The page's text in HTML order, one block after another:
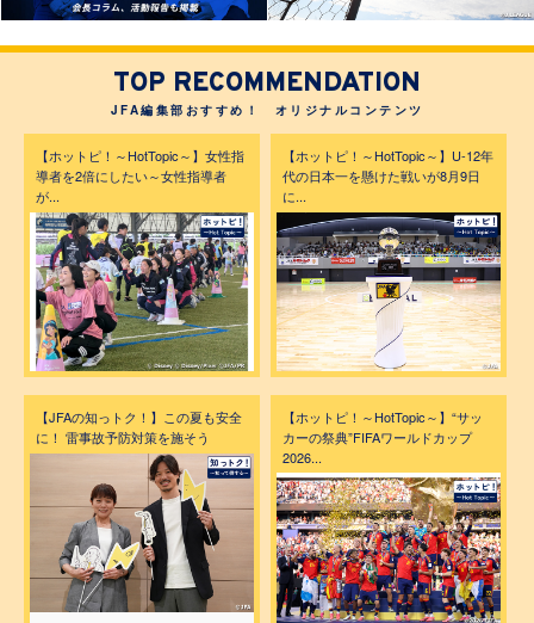
TOP RECOMMENDATION
JFA編集部おすすめ！ オリジナルコンテンツ
【ホットピ！～HotTopic～】女性指
導者を2倍にしたい～女性指導者
が...
【ホットピ！～HotTopic～】U-12年
代の日本一を懸けた戦いが8月9日
に...
【JFAの知っトク！】この夏も安全
に！ 雷事故予防対策を施そう
【ホットピ！～HotTopic～】“サッ
カーの祭典”FIFAワールドカップ
2026...